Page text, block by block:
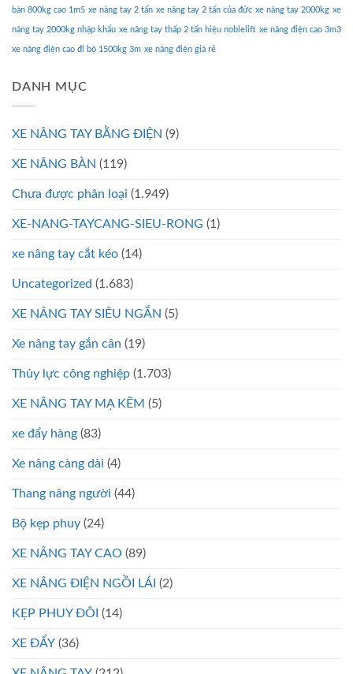
bàn 800kg cao 1m5 xe nâng tay 2 tấn xe nâng tay 2 tấn của đức xe nâng tay 2000kg xe
nâng tay 2000kg nhập khẩu xe nâng tay thấp 2 tấn hiệu noblelift xe nâng điện cao 3m3
xe nâng điện cao đi bộ 1500kg 3m xe nâng điện giá rẻ
DANH MỤC
XE NÂNG TAY BẰNG ĐIỆN (9)
XE NÂNG BÀN (119)
Chưa được phân loại (1.949)
XE-NANG-TAYCANG-SIEU-RONG (1)
xe nâng tay cắt kéo (14)
Uncategorized (1.683)
XE NÂNG TAY SIÊU NGẮN (5)
Xe nâng tay gắn cân (19)
Thủy lực công nghiệp (1.703)
XE NÂNG TAY MẠ KẼM (5)
xe đẩy hàng (83)
Xe nâng càng dài (4)
Thang nâng người (44)
Bộ kẹp phuy (24)
XE NÂNG TAY CAO (89)
XE NÂNG ĐIỆN NGỒI LÁI (2)
KẸP PHUY ĐÔI (14)
XE ĐẨY (36)